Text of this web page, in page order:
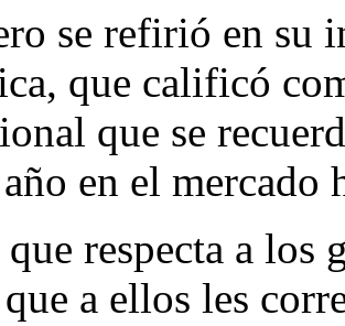
se refirió en su
que calificó
que se
en el
respecta a los
a ellos les